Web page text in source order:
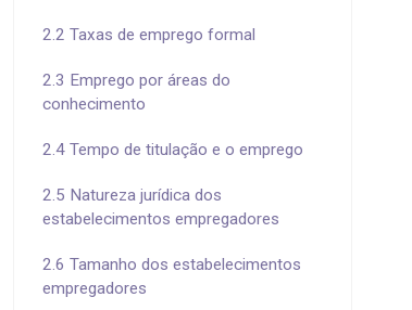
2.2 Taxas de emprego formal
2.3 Emprego por áreas do
conhecimento
2.4 Tempo de titulação e o emprego
2.5 Natureza jurídica dos
estabelecimentos empregadores
2.6 Tamanho dos estabelecimentos
empregadores